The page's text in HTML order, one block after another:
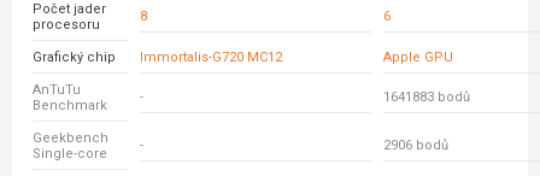
Počet jader
procesoru
8 6
Grafický chip Immortalis-G720 MC12 Apple GPU
AnTuTu
Benchmark
- 1641883 bodů
Geekbench
Single-core
- 2906 bodů